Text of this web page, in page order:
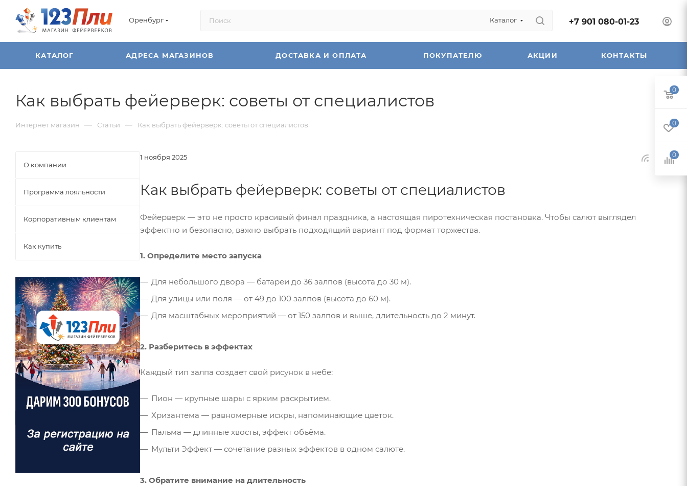
Оренбург Каталог +7 901 080-01-23
КАТАЛОГ АДРЕСА МАГАЗИНОВ ДОСТАВКА И ОПЛАТА ПОКУПАТЕЛЮ АКЦИИ КОНТАКТЫ
Как выбрать фейерверк: советы от специалистов
Интернет магазин — Статьи — Как выбрать фейерверк: советы от специалистов
1 ноября 2025
Как выбрать фейерверк: советы от специалистов
Фейерверк — это не просто красивый финал праздника, а настоящая пиротехническая постановка. Чтобы салют выглядел
эффектно и безопасно, важно выбрать подходящий вариант под формат торжества.
1. Определите место запуска
Для небольшого двора — батареи до 36 залпов (высота до 30 м).
Для улицы или поля — от 49 до 100 залпов (высота до 60 м).
Для масштабных мероприятий — от 150 залпов и выше, длительность до 2 минут.
2. Разберитесь в эффектах
Каждый тип залпа создает свой рисунок в небе:
Пион — крупные шары с ярким раскрытием.
Хризантема — равномерные искры, напоминающие цветок.
Пальма — длинные хвосты, эффект объёма.
Мульти Эффект — сочетание разных эффектов в одном салюте.
3. Обратите внимание на длительность
О компании
Программа лояльности
Корпоративным клиентам
Как купить
0
0
0